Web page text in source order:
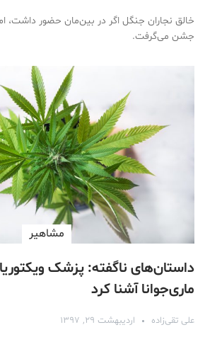
جشن می‌گرفت.
مشاهیر
داستان‌های ناگفته: پزشک
ماری‌جوانا آشنا کرد
علی تقی‌زاده اردیبهشت ۲۹, ۱۳۹۷